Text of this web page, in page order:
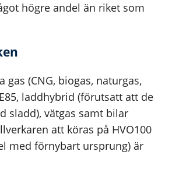
högre andel än riket som
gas (CNG, biogas, naturgas,
laddhybrid (förutsatt att de
sladd), vätgas samt bilar
att köras på HVO100
med förnybart ursprung) är